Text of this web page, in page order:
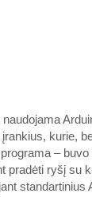
kurie,
– buvo
pradėti ryšį su
standartinius